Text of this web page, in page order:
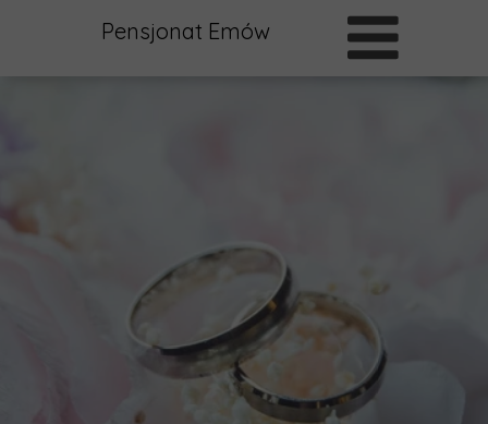
Pensjonat Emów